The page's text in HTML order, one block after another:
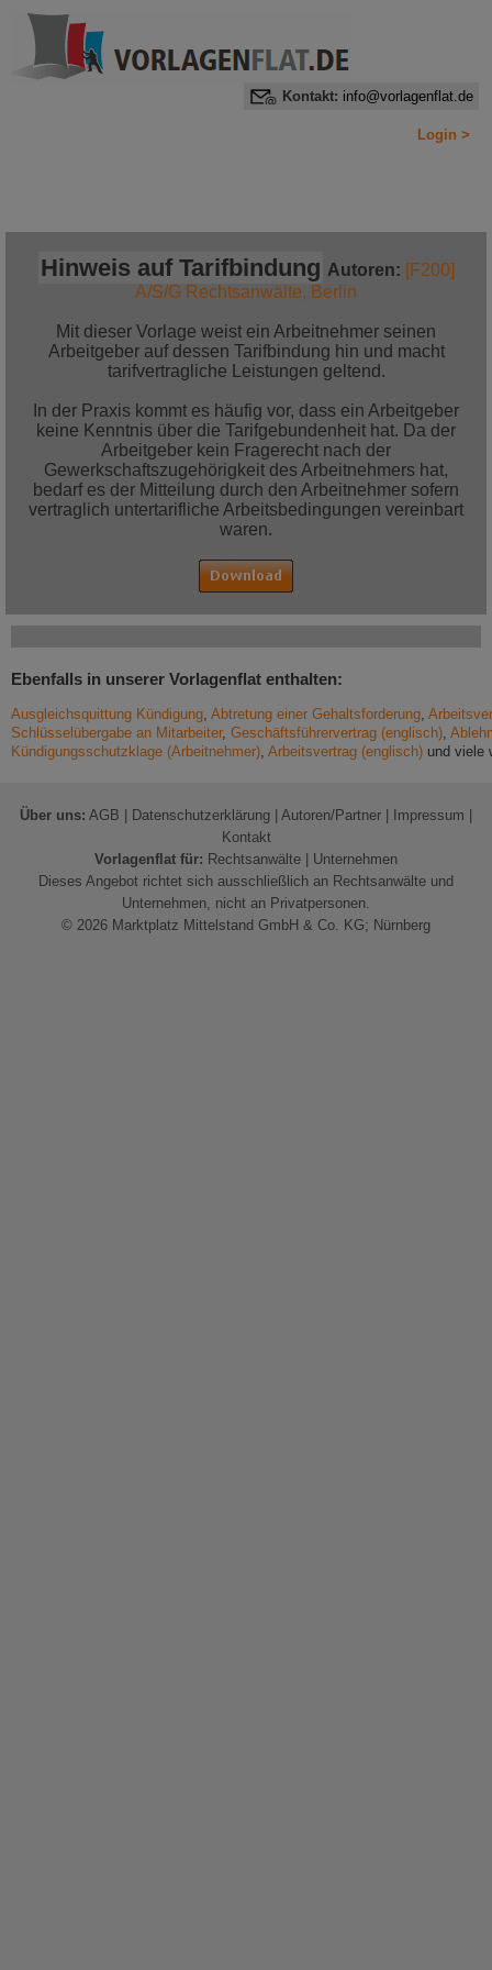
Kontakt: info@vorlagenflat.de
Login >
Hinweis auf Tarifbindung Autoren: [F200]
A/S/G Rechtsanwälte, Berlin
Mit dieser Vorlage weist ein Arbeitnehmer seinen
Arbeitgeber auf dessen Tarifbindung hin und macht
tarifvertragliche Leistungen geltend.
In der Praxis kommt es häufig vor, dass ein Arbeitgeber
keine Kenntnis über die Tarifgebundenheit hat. Da der
Arbeitgeber kein Fragerecht nach der
Gewerkschaftszugehörigkeit des Arbeitnehmers hat,
bedarf es der Mitteilung durch den Arbeitnehmer sofern
vertraglich untertarifliche Arbeitsbedingungen vereinbart
waren.
Ebenfalls in unserer Vorlagenflat enthalten:
Ausgleichsquittung Kündigung, Abtretung einer Gehaltsforderung,
Schlüsselübergabe an Mitarbeiter, Geschäftsführervertrag (englisch),
Kündigungsschutzklage (Arbeitnehmer), Arbeitsvertrag (englisch) und viele
Über uns: AGB Datenschutzerklärung Autoren/Partner Impressum
Kontakt
Vorlagenflat für: Rechtsanwälte
Unternehmen
Dieses Angebot richtet sich ausschließlich an Rechtsanwälte und
Unternehmen, nicht an Privatpersonen.
© 2026 Marktplatz Mittelstand GmbH & Co. KG; Nürnberg